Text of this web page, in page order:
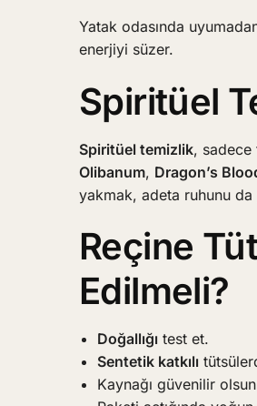
Yatak odasında
enerjiyi süzer.
Spiritüel
Spiritüel temizlik,
Olibanum, Dragon’s
yakmak, adeta ruhunu da
Reçine
Edilmeli?
Doğallığı test et.
Sentetik katkılı
Kaynağı güvenilir